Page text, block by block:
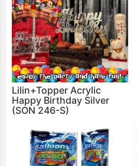
Lilin+Topper Acrylic
Happy Birthday Silver
(SON 246-S)